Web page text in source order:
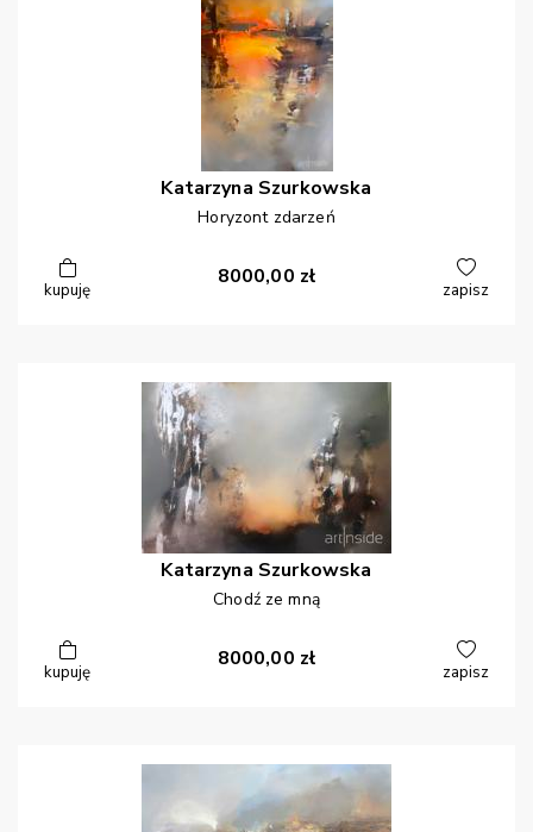
Katarzyna Szurkowska
Horyzont zdarzeń
kupuję
8000,00 zł
zapisz
Katarzyna Szurkowska
Chodź ze mną
kupuję
8000,00 zł
zapisz